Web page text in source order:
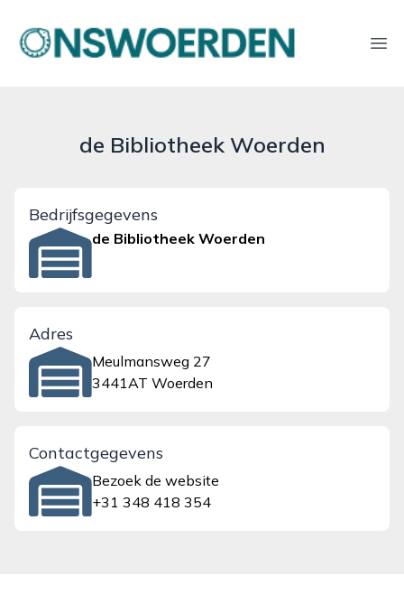
onswoerden.nl
de Bibliotheek Woerden
Bedrijfsgegevens
de Bibliotheek Woerden
Adres
Meulmansweg 27
3441AT Woerden
Contactgegevens
Bezoek de website
+31 348 418 354